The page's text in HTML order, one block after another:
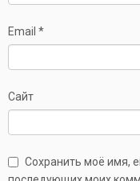
Email *
Сайт
Сохранить моё имя,